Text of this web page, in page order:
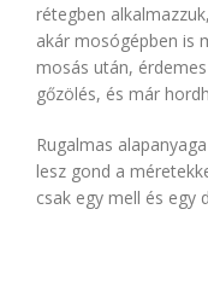
rétegben
akár mosógépben is
mosás után,
gőzölés, és már
Rugalmas
lesz gond a
csak egy mell és egy